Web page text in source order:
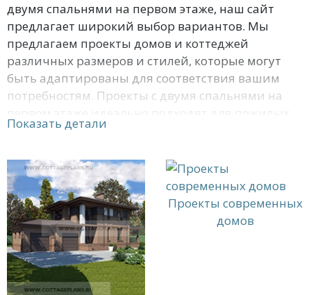
двумя спальнями на первом этаже, наш сайт
предлагает широкий выбор вариантов. Мы
предлагаем проекты домов и коттеджей
различных размеров и стилей, которые могут
быть адаптированы для соответствия вашим
потребностям. Проекты с двумя спальнями на
людей, а также для тех, кто хочет избежать
молодых семей с маленькими детьми, которым
нужно более пространство для игр и
развлечений. Наши проекты домов и коттеджей
с двумя спальнями на первом этаже могут быть
модифицированы в соответствии с вашими
потребностями и предпочтениями. Мы можем
изменить размеры, расположение комнат и
другие детали, чтобы создать идеальный для вас
Показать детали
Проекты современных
домов